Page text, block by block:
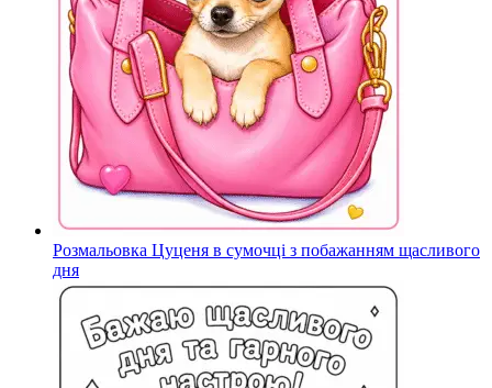
Розмальовка Цуценя в сумочці з побажанням щасливого
дня